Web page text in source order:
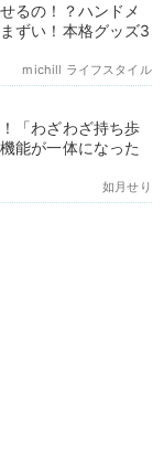
るの！？ハンドメ
ずい！本格グッズ3
michill ライフスタイル
「わざわざ持ち歩
能が一体になった
如月せり